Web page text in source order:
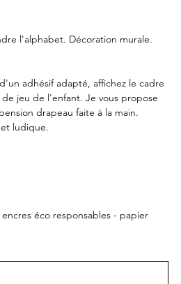
l'alphabet. Décoration murale.
adhésif adapté, affichez le cadre
jeu de l'enfant. Je vous propose
drapeau faite à la main.
ludique.
éco responsables - papier